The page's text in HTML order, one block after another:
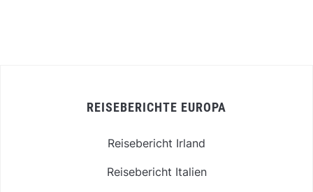
REISEBERICHTE EUROPA
Reisebericht Irland
Reisebericht Italien